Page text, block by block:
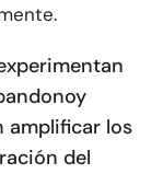
y
amplificar los
del